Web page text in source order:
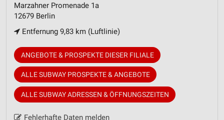
Marzahner Promenade 1a
12679 Berlin
Entfernung 9,83 km (Luftlinie)
ANGEBOTE & PROSPEKTE DIESER FILIALE
ALLE SUBWAY PROSPEKTE & ANGEBOTE
ALLE SUBWAY ADRESSEN & ÖFFNUNGSZEITEN
Fehlerhafte Daten melden